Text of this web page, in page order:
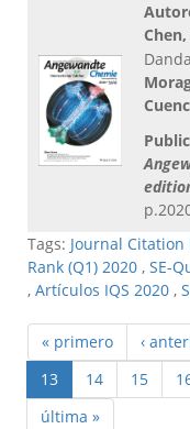
Tags: Journal Citation
Rank (Q1) 2020 , SE-
, Artículos IQS 2020 ,
« primero ‹
13
14 15
última »